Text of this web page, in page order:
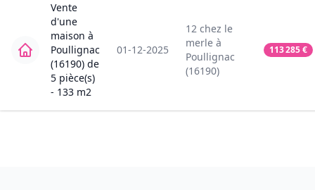
Vente
d'une
maison à
Poullignac
(16190) de
5 pièce(s)
- 133 m2
01-12-2025
12 chez le
merle à
Poullignac
(16190)
113 285€